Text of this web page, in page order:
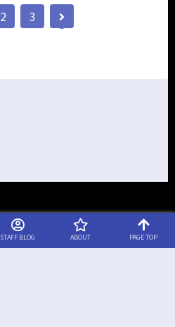
2 3
STAFF BLOG ABOUT PAGE TOP